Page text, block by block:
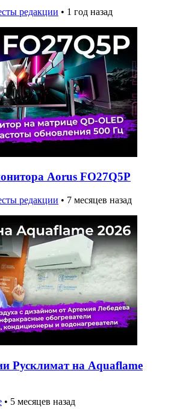
редакции • 1 год назад
Aorus FO27Q5P
редакции • 7 месяцев назад
Русклимат на Aquaflame
• 5 месяцев назад